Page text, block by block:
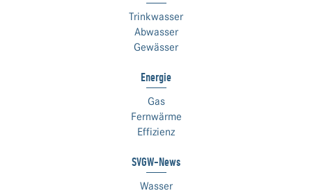
Trinkwasser
Abwasser
Gewässer
Energie
Gas
Fernwärme
Effizienz
SVGW-News
Wasser